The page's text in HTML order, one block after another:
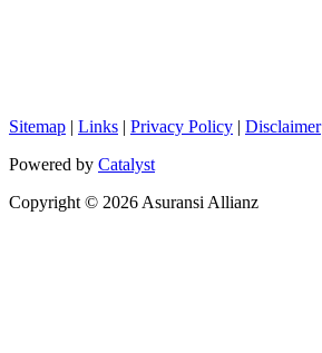
Sitemap | Links | Privacy Policy | Disclaimer
Powered by Catalyst
Copyright © 2026 Asuransi Allianz